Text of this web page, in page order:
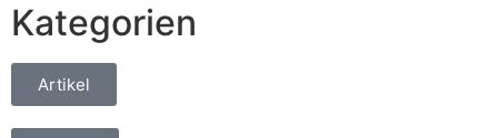
Kategorien
Artikel